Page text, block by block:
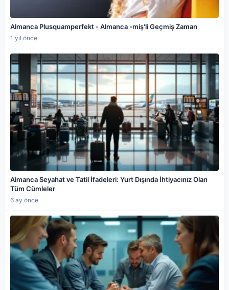
Almanca Plusquamperfekt - Almanca -miş'li Geçmiş Zaman
1 yıl önce
Almanca Seyahat ve Tatil İfadeleri: Yurt Dışında İhtiyacınız Olan
Tüm Cümleler
6 ay önce